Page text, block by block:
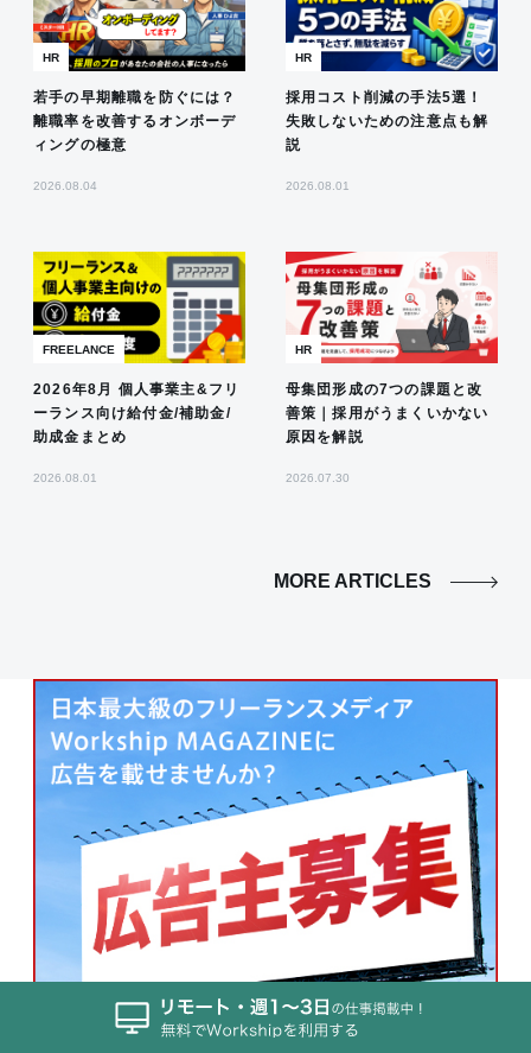
HR
若手の早期離職を防ぐには？
離職率を改善するオンボーデ
ィングの極意
2026.08.04
HR
採用コスト削減の手法5選！
失敗しないための注意点も解
説
2026.08.01
FREELANCE
2026年8月 個人事業主&フリ
ーランス向け給付金/補助金/
助成金まとめ
2026.08.01
HR
母集団形成の7つの課題と改
善策｜採用がうまくいかない
原因を解説
2026.07.30
MORE ARTICLES